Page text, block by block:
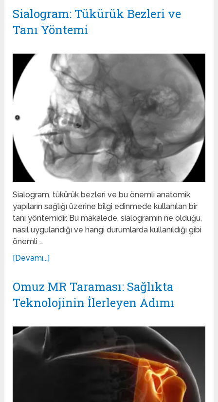
Sialogram: Tükürük Bezleri ve
Tanı Yöntemi
Sialogram, tükürük bezleri ve bu önemli anatomik
yapıların sağlığı üzerine bilgi edinmede kullanılan bir
tanı yöntemidir. Bu makalede, sialogramın ne olduğu,
nasıl uygulandığı ve hangi durumlarda kullanıldığı gibi
önemli …
[Devamı...]
Omuz MR Taraması: Sağlıkta
Teknolojinin İlerleyen Adımı